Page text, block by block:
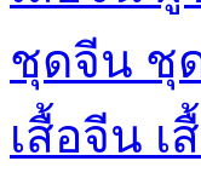
ชุดจีน ชุ
เสื้อจีน เ